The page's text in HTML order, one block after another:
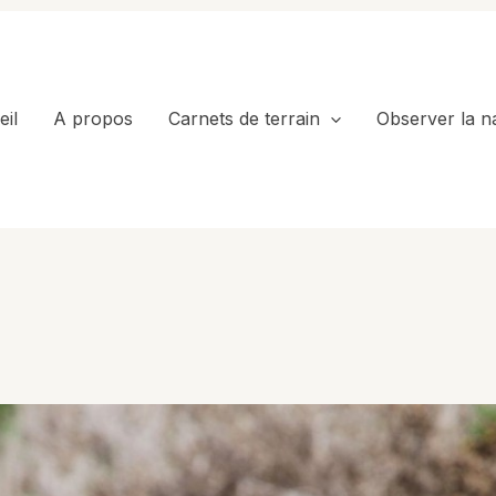
A propos Carnets de terrain Observer la